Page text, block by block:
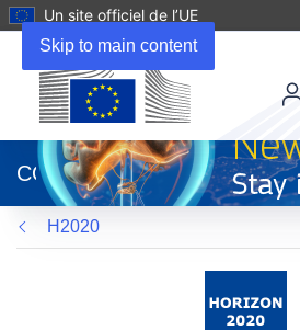
Skip to main content
Un site officiel de l’UE
dans
une
nouvelle
fenêtre)
CORDIS
H2020